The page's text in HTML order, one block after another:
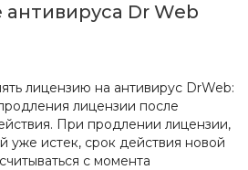
Dr Web
лицензию на антивирус DrWeb:
лицензии после
При продлении лицензии,
уже истек, срок действия новой
с момента